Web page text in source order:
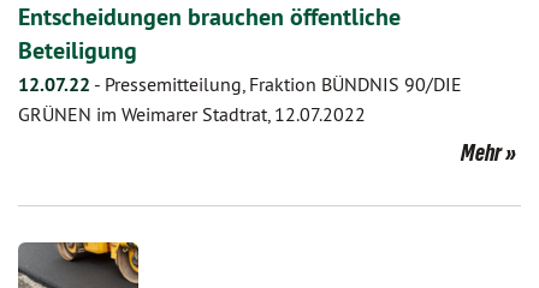
Entscheidungen brauchen öffentliche
Beteiligung
12.07.22 - Pressemitteilung, Fraktion BÜNDNIS 90/DIE
GRÜNEN im Weimarer Stadtrat, 12.07.2022
Mehr